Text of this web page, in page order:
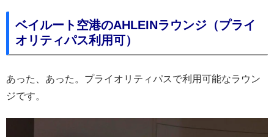
ベイルート空港のAHLEINラウンジ（プライ
オリティパス利用可）
あった、あった。プライオリティパスで利用可能なラウン
ジです。